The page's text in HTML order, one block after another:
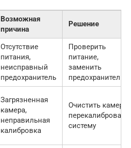
Возможная
причина
Решение
Отсутствие
питания,
неисправный
предохранитель
Проверить
питание,
заменить
предохранитель
Загрязненная
камера,
неправильная
калибровка
Очистить камеру,
перекалибровать
систему